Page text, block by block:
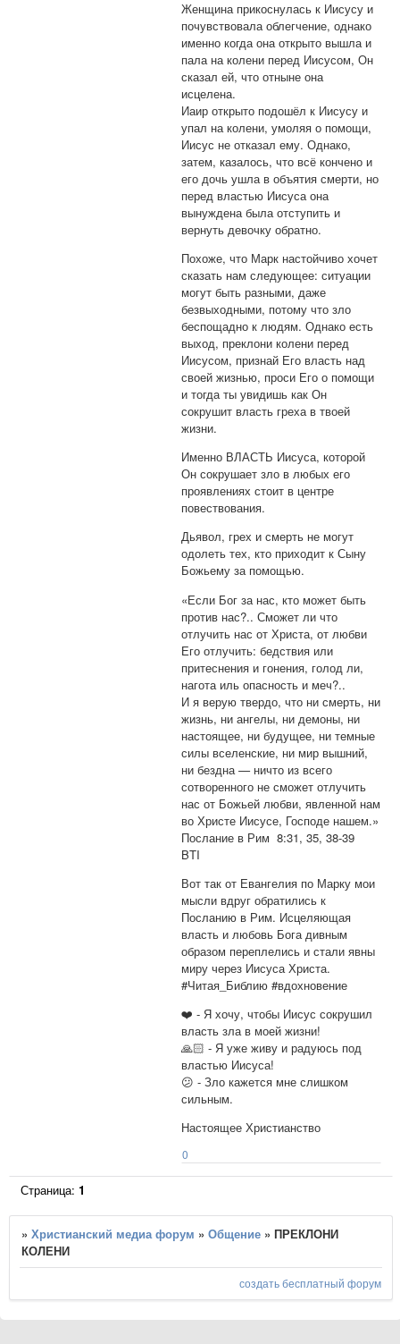
Женщина прикоснулась к Иисусу и
почувствовала облегчение, однако
именно когда она открыто вышла и
пала на колени перед Иисусом, Он
сказал ей, что отныне она
исцелена.
Иаир открыто подошёл к Иисусу и
упал на колени, умоляя о помощи,
Иисус не отказал ему. Однако,
затем, казалось, что всё кончено и
его дочь ушла в объятия смерти, но
перед властью Иисуса она
вынуждена была отступить и
вернуть девочку обратно.
Похоже, что Марк настойчиво хочет
сказать нам следующее: ситуации
могут быть разными, даже
безвыходными, потому что зло
беспощадно к людям. Однако есть
выход, преклони колени перед
Иисусом, признай Его власть над
своей жизнью, проси Его о помощи
и тогда ты увидишь как Он
сокрушит власть греха в твоей
жизни.
Именно ВЛАСТЬ Иисуса, которой
Он сокрушает зло в любых его
проявлениях стоит в центре
повествования.
Дьявол, грех и смерть не могут
одолеть тех, кто приходит к Сыну
Божьему за помощью.
«Если Бог за нас, кто может быть
против нас?.. Сможет ли что
отлучить нас от Христа, от любви
Его отлучить: бедствия или
притеснения и гонения, голод ли,
нагота иль опасность и меч?..
И я верую твердо, что ни смерть, ни
жизнь, ни ангелы, ни демоны, ни
настоящее, ни будущее, ни темные
силы вселенские, ни мир вышний,
ни бездна — ничто из всего
сотворенного не сможет отлучить
нас от Божьей любви, явленной нам
во Христе Иисусе, Господе нашем.»
Послание в Рим 8:31, 35, 38-39
BTI
Вот так от Евангелия по Марку мои
мысли вдруг обратились к
Посланию в Рим. Исцеляющая
власть и любовь Бога дивным
образом переплелись и стали явны
миру через Иисуса Христа.
#Читая_Библию #вдохновение
❤️ - Я хочу, чтобы Иисус сокрушил
власть зла в моей жизни!
🙏🏻 - Я уже живу и радуюсь под
властью Иисуса!
😕 - Зло кажется мне слишком
сильным.
Настоящее Христианство
0
Страница:1
»Христианский медиа форум »Общение »ПРЕКЛОНИ
КОЛЕНИ
создать бесплатный форум